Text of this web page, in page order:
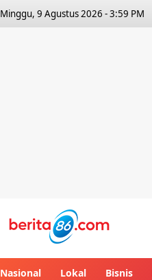
Minggu, 9 Agustus 2026 - 3:59 PM
Nasional Lokal Bisnis